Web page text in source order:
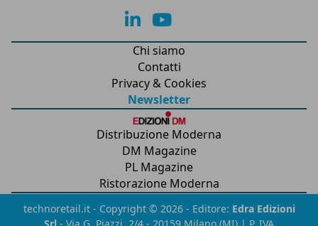
lk yt
Chi siamo
Contatti
Privacy & Cookies
Newsletter
Distribuzione Moderna
DM Magazine
PL Magazine
Ristorazione Moderna
technoretail.it - Copyright © 2026 - Editore: Edra Edizioni